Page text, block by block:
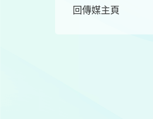
回傳媒主頁